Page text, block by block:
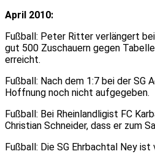
April 2010:
Fußball: Peter Ritter verlängert
gut 500 Zuschauern gegen
erreicht.
Fußball: Nach dem 1:7 bei der
Hoffnung noch nicht aufgegeben.
Fußball: Bei Rheinlandligist FC
Christian Schneider, dass er zum
Fußball: Die SG Ehrbachtal Ney